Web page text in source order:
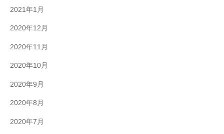
2021年1月
2020年12月
2020年11月
2020年10月
2020年9月
2020年8月
2020年7月